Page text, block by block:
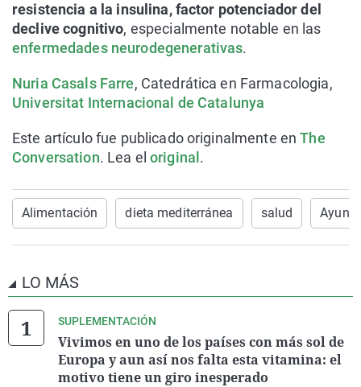
resistencia a la insulina, factor potenciador del
declive cognitivo, especialmente notable en las
enfermedades neurodegenerativas.
Nuria Casals Farre, Catedrática en Farmacologia,
Universitat Internacional de Catalunya
Este artículo fue publicado originalmente enThe
Conversation. Lea el original .
Alimentación dieta mediterránea salud Ayuno
LO MÁS
SUPLEMENTACIÓN
Vivimos en uno de los países con más sol de
Europa y aun así nos falta esta vitamina: el
motivo tiene un giro inesperado